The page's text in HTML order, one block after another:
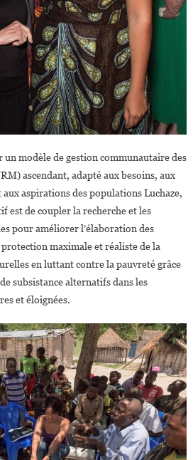
modèle de gestion communautaire des
ascendant, adapté aux besoins, aux
aspirations des populations Luchaze,
est de coupler la recherche et les
pour améliorer l’élaboration des
maximale et réaliste de la
en luttant contre la pauvreté grâce
subsistance alternatifs dans les
et éloignées.